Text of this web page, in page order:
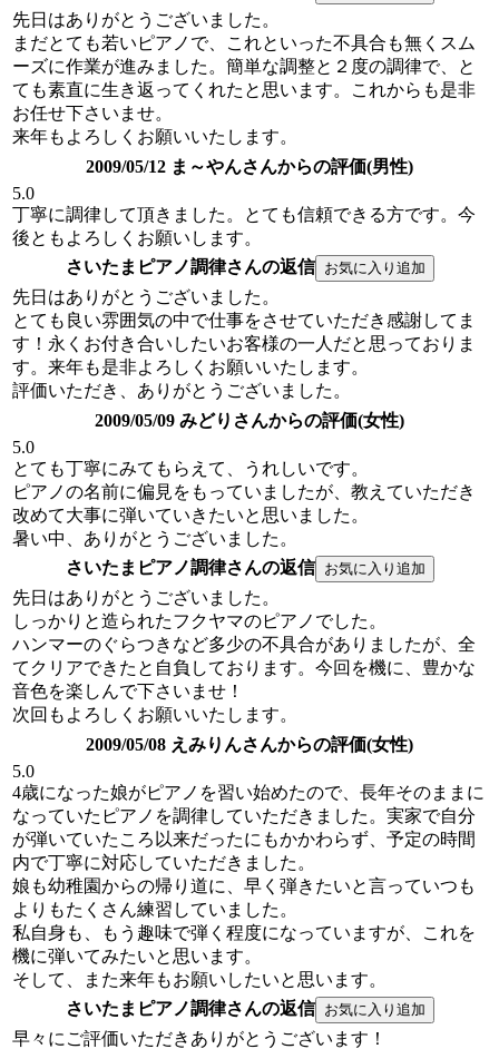
先日はありがとうございました。
まだとても若いピアノで、これといった不具合も無くスム
ーズに作業が進みました。簡単な調整と２度の調律で、と
ても素直に生き返ってくれたと思います。これからも是非
お任せ下さいませ。
来年もよろしくお願いいたします。
2009/05/12 ま～やんさんからの評価(男性)
5.0
丁寧に調律して頂きました。とても信頼できる方です。今
後ともよろしくお願いします。
さいたまピアノ調律さんの返信
先日はありがとうございました。
とても良い雰囲気の中で仕事をさせていただき感謝してま
す！永くお付き合いしたいお客様の一人だと思っておりま
す。来年も是非よろしくお願いいたします。
評価いただき、ありがとうございました。
2009/05/09 みどりさんからの評価(女性)
5.0
とても丁寧にみてもらえて、うれしいです。
ピアノの名前に偏見をもっていましたが、教えていただき
改めて大事に弾いていきたいと思いました。
暑い中、ありがとうございました。
さいたまピアノ調律さんの返信
先日はありがとうございました。
しっかりと造られたフクヤマのピアノでした。
ハンマーのぐらつきなど多少の不具合がありましたが、全
てクリアできたと自負しております。今回を機に、豊かな
音色を楽しんで下さいませ！
次回もよろしくお願いいたします。
2009/05/08 えみりんさんからの評価(女性)
5.0
4歳になった娘がピアノを習い始めたので、長年そのままに
なっていたピアノを調律していただきました。実家で自分
が弾いていたころ以来だったにもかかわらず、予定の時間
内で丁寧に対応していただきました。
娘も幼稚園からの帰り道に、早く弾きたいと言っていつも
よりもたくさん練習していました。
私自身も、もう趣味で弾く程度になっていますが、これを
機に弾いてみたいと思います。
そして、また来年もお願いしたいと思います。
さいたまピアノ調律さんの返信
早々にご評価いただきありがとうございます！